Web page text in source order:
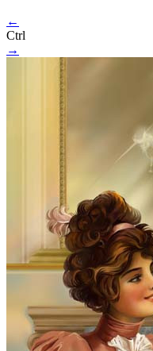
←
Ctrl
→